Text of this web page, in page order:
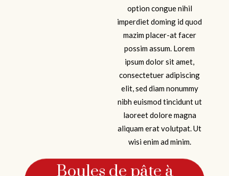
option congue nihil
imperdiet doming id quod
mazim placer-at facer
possim assum. Lorem
ipsum dolor sit amet,
consectetuer adipiscing
elit, sed diam nonummy
nibh euismod tincidunt ut
laoreet dolore magna
aliquam erat volutpat. Ut
wisi enim ad minim.
Boules de pâte à